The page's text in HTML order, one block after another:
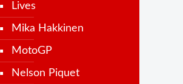
Lives
Mika Hakkinen
MotoGP
Nelson Piquet